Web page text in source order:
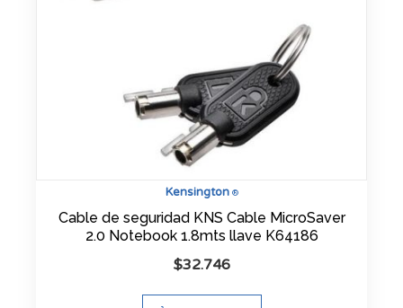
Kensington®
Cable de seguridad KNS Cable MicroSaver
2.0 Notebook 1.8mts llave K64186
$32.746